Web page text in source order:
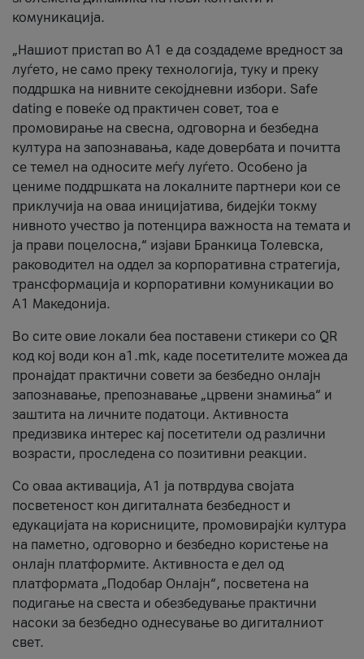
комуникација.
„Нашиот пристап во А1 е да создадеме вредност за
луѓето, не само преку технологија, туку и преку
поддршка на нивните секојдневни избори. Safe
dating е повеќе од практичен совет, тоа е
промовирање на свесна, одговорна и безбедна
култура на запознавања, каде довербата и почитта
се темел на односите меѓу луѓето. Особено ја
цениме поддршката на локалните партнери кои се
приклучија на оваа иницијатива, бидејќи токму
нивното учество ја потенцира важноста на темата и
ја прави поцелосна,“ изјави Бранкица Толевска,
раководител на оддел за корпоративна стратегија,
трансформација и корпоративни комуникации во
А1 Македонија.
Во сите овие локали беа поставени стикери со QR
код кој води кон a1.mk, каде посетителите можеа да
пронајдат практични совети за безбедно онлајн
запознавање, препознавање „црвени знамиња“ и
заштита на личните податоци. Активноста
предизвика интерес кај посетители од различни
возрасти, проследена со позитивни реакции.
Со оваа активација, А1 ја потврдува својата
посветеност кон дигиталната безбедност и
едукацијата на корисниците, промовирајќи култура
на паметно, одговорно и безбедно користење на
онлајн платформите. Активноста е дел од
платформата „Подобар Онлајн“, посветена на
подигање на свеста и обезбедување практични
насоки за безбедно однесување во дигиталниот
свет.